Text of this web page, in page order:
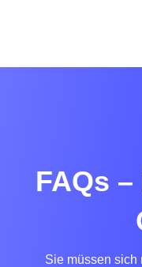
FAQs
Sie müssen sich